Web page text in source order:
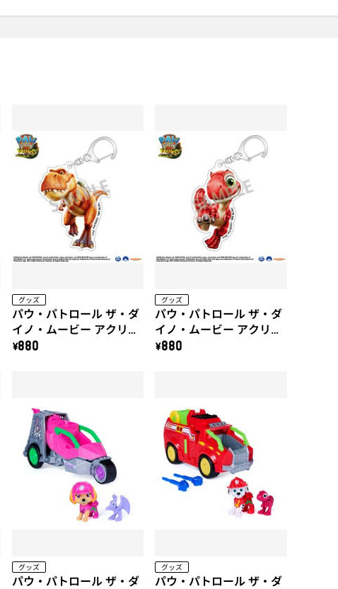
グッズ
パウ・パトロール ザ・ダ
イノ・ムービー アクリル
キーホルダー（ティミ
\880
グッズ
パウ・パトロール ザ・ダ
イノ・ムービー アクリル
キーホルダー（ルバー
\880
グッズ
パウ・パトロール ザ・ダ
グッズ
パウ・パトロール ザ・ダ